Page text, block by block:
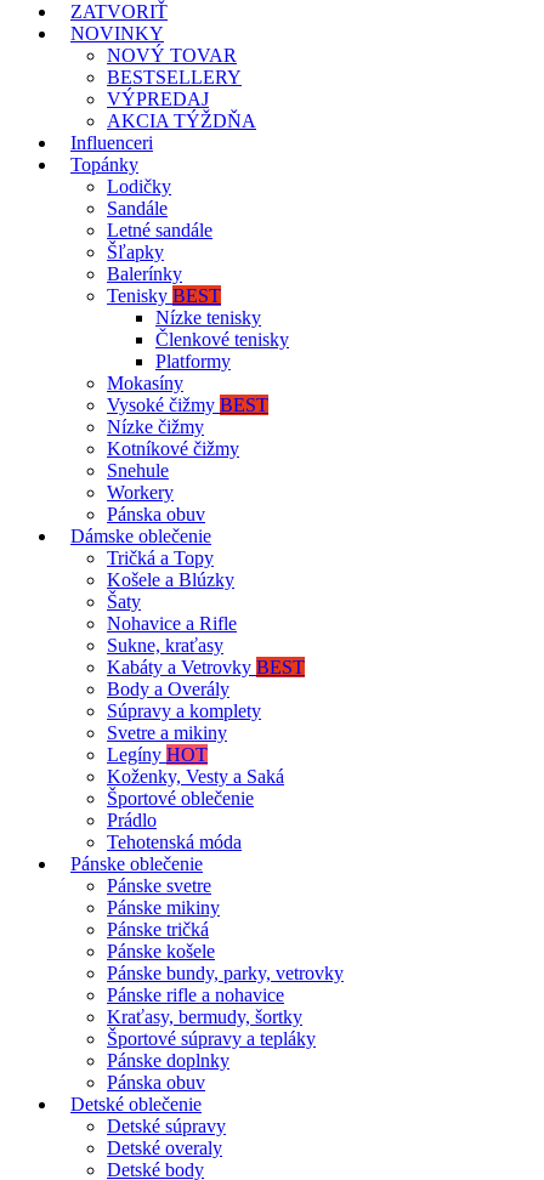
ZATVORIŤ
NOVINKY
NOVÝ TOVAR
BESTSELLERY
VÝPREDAJ
AKCIA TÝŽDŇA
Influenceri
Topánky
Lodičky
Sandále
Letné sandále
Šľapky
Balerínky
Tenisky BEST
Nízke tenisky
Členkové tenisky
Platformy
Mokasíny
Vysoké čižmy BEST
Nízke čižmy
Kotníkové čižmy
Snehule
Workery
Pánska obuv
Dámske oblečenie
Tričká a Topy
Košele a Blúzky
Šaty
Nohavice a Rifle
Sukne, kraťasy
Kabáty a Vetrovky BEST
Body a Overály
Súpravy a komplety
Svetre a mikiny
Legíny HOT
Koženky, Vesty a Saká
Športové oblečenie
Prádlo
Tehotenská móda
Pánske oblečenie
Pánske svetre
Pánske mikiny
Pánske tričká
Pánske košele
Pánske bundy, parky, vetrovky
Pánske rifle a nohavice
Kraťasy, bermudy, šortky
Športové súpravy a tepláky
Pánske doplnky
Pánska obuv
Detské oblečenie
Detské súpravy
Detské overaly
Detské body